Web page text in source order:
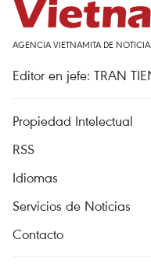
AGENCIA VIETNAMITA DE
Editor en jefe: TRAN
Propiedad Intelectual
RSS
Idiomas
Servicios de Noticias
Contacto